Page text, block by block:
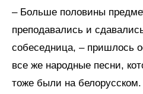
– Больше половины
преподавались и
собеседница, – пришлось
все же народные песни,
тоже были на